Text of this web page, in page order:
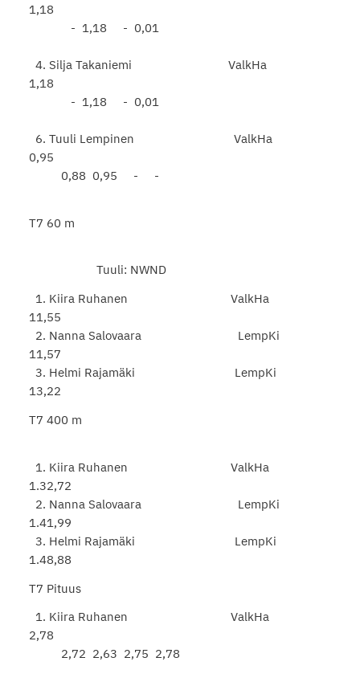
1,18
- 1,18 - 0,01
4. Silja Takaniemi ValkHa
1,18
- 1,18 - 0,01
6. Tuuli Lempinen ValkHa
0,95
0,88 0,95 - -
T7 60 m
Tuuli: NWND
1. Kiira Ruhanen ValkHa
11,55
2. Nanna Salovaara LempKi
11,57
3. Helmi Rajamäki LempKi
13,22
T7 400 m
1. Kiira Ruhanen ValkHa
1.32,72
2. Nanna Salovaara LempKi
1.41,99
3. Helmi Rajamäki LempKi
1.48,88
T7 Pituus
1. Kiira Ruhanen ValkHa
2,78
2,72 2,63 2,75 2,78